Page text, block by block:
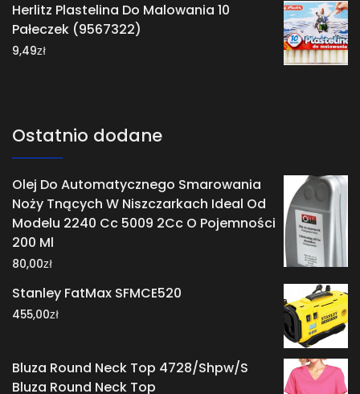
Herlitz Plastelina Do Malowania 10
Pałeczek (9567322)
9,49zł
Ostatnio dodane
Olej Do Automatycznego Smarowania
Noży Tnących W Niszczarkach Ideal Od
Modelu 2240 Cc 5009 2Cc O Pojemności
200 Ml
80,00zł
Stanley FatMax SFMCE520
455,00zł
Bluza Round Neck Top 4728/Shpw/S
Bluza Round Neck Top